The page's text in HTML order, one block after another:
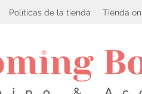
Políticas de la tienda Tienda